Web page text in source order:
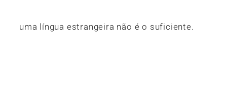
uma língua estrangeira não é o suficiente.